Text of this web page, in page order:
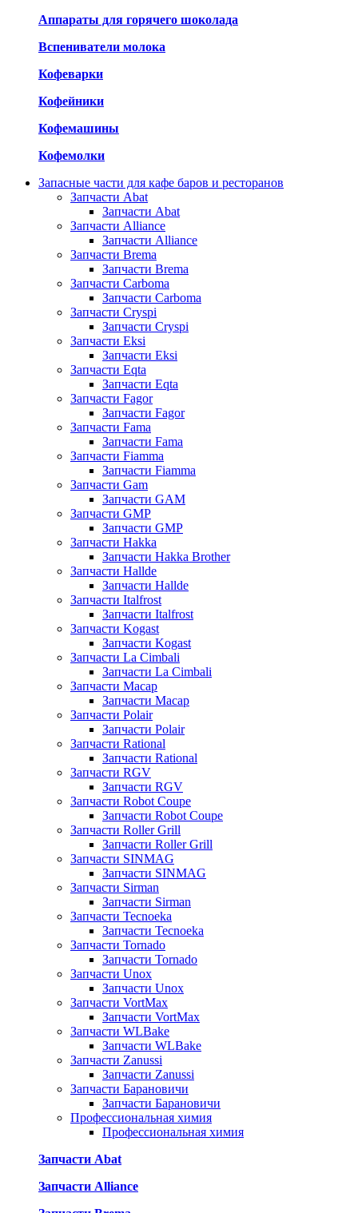
Аппараты для горячего шоколада
Вспениватели молока
Кофеварки
Кофейники
Кофемашины
Кофемолки
Запасные части для кафе баров и ресторанов
Запчасти Abat
Запчасти Abat
Запчасти Alliance
Запчасти Alliance
Запчасти Brema
Запчасти Brema
Запчасти Carboma
Запчасти Carboma
Запчасти Cryspi
Запчасти Cryspi
Запчасти Eksi
Запчасти Eksi
Запчасти Eqta
Запчасти Eqta
Запчасти Fagor
Запчасти Fagor
Запчасти Fama
Запчасти Fama
Запчасти Fiamma
Запчасти Fiamma
Запчасти Gam
Запчасти GAM
Запчасти GMP
Запчасти GMP
Запчасти Hakka
Запчасти Hakka Brother
Запчасти Hallde
Запчасти Hallde
Запчасти Italfrost
Запчасти Italfrost
Запчасти Kogast
Запчасти Kogast
Запчасти La Cimbali
Запчасти La Cimbali
Запчасти Macap
Запчасти Macap
Запчасти Polair
Запчасти Polair
Запчасти Rational
Запчасти Rational
Запчасти RGV
Запчасти RGV
Запчасти Robot Coupe
Запчасти Robot Coupe
Запчасти Roller Grill
Запчасти Roller Grill
Запчасти SINMAG
Запчасти SINMAG
Запчасти Sirman
Запчасти Sirman
Запчасти Tecnoeka
Запчасти Tecnoeka
Запчасти Tornado
Запчасти Tornado
Запчасти Unox
Запчасти Unox
Запчасти VortMax
Запчасти VortMax
Запчасти WLBake
Запчасти WLBake
Запчасти Zanussi
Запчасти Zanussi
Запчасти Барановичи
Запчасти Барановичи
Профессиональная химия
Профессиональная химия
Запчасти Abat
Запчасти Alliance